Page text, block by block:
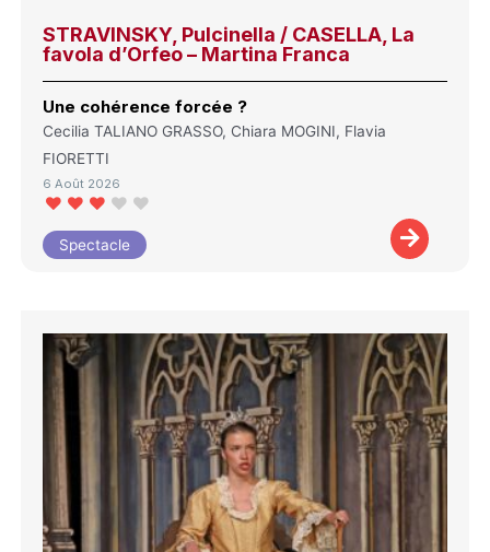
STRAVINSKY, Pulcinella / CASELLA, La
favola d’Orfeo – Martina Franca
Une cohérence forcée ?
Cecilia TALIANO GRASSO, Chiara MOGINI, Flavia
FIORETTI
6 Août 2026
Spectacle